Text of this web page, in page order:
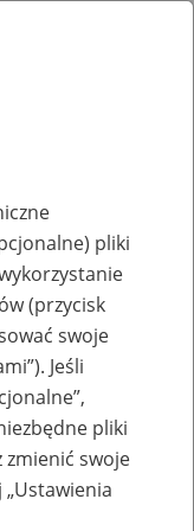
Ubezpieczeń
2024 r. w
pliki
(przycisk
swoje
Jeśli
pliki
zmienić swoje